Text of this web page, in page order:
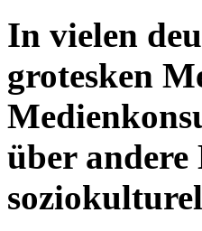
In vielen
grotesken
über